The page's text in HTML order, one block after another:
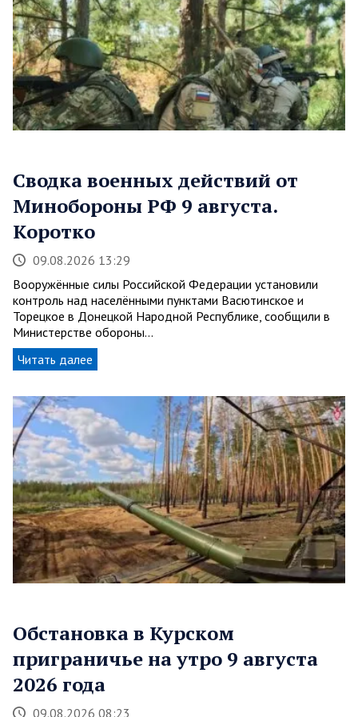
Сводка военных действий от
Минобороны РФ 9 августа.
Коротко
09.08.2026 13:29
Вооружённые силы Российской Федерации установили
контроль над населёнными пунктами Васютинское и
Торецкое в Донецкой Народной Республике, сообщили в
Министерстве обороны…
Читать далее
Обстановка в Курском
приграничье на утро 9 августа
2026 года
09.08.2026 08:23